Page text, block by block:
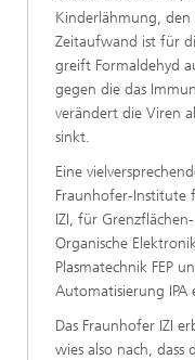
Kinderlähmung, den
Zeitaufwand ist für
greift Formaldehyd
gegen die das
verändert die Viren
sinkt.
Eine
Fraunhofer-Institute
IZI, für
Organische
Plasmatechnik FEP
Automatisierung IPA
Das Fraunhofer IZI
wies also nach,